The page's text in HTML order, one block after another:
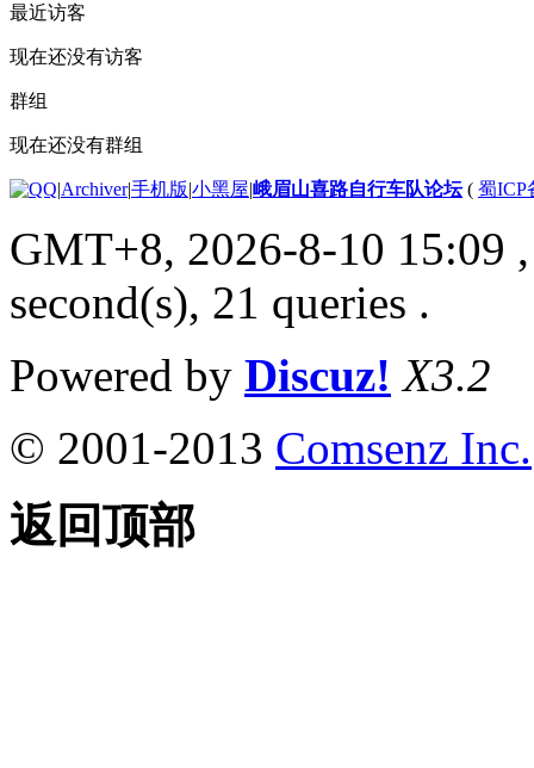
最近访客
现在还没有访客
群组
现在还没有群组
|Archiver|手机版|小黑屋|峨眉山喜路自行车队论坛( 蜀ICP
GMT+8, 2026-8-10 15:09
second(s), 21 queries .
Powered by Discuz! X3.2
© 2001-2013 Comsenz Inc.
返回顶部